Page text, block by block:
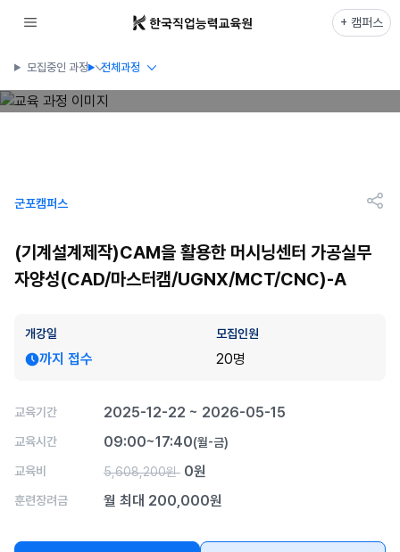
+ 캠퍼스
모집중인 과정 전체과정
군포캠퍼스
(기계설계제작)CAM을 활용한 머시닝센터 가공실무
자양성(CAD/마스터캠/UGNX/MCT/CNC)-A
개강일
까지 접수
모집인원
20명
교육기간 2025-12-22 ~ 2026-05-15
교육시간 09:00~17:40(월-금)
교육비
5,608,200원 0원
훈련장려금 월 최대 200,000원